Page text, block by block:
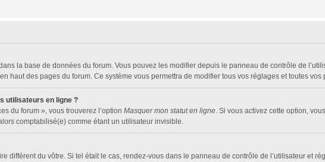
la base de données du forum. Vous pouvez les modifier depuis le panneau de contrôle de
haut des pages du forum. Ce système vous permettra de modifier tous vos réglages et toutes vos
utilisateurs en ligne ?
du forum », vous trouverez l’option Masquer mon statut en ligne. Si vous activez cette option,
comptabilisé(e) comme étant un utilisateur invisible.
différent du vôtre. Si tel était le cas, rendez-vous dans le panneau de contrôle de l’utilisateur et